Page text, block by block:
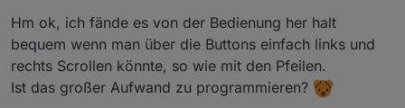
panelRecvTopic
panelRecvTopic:
Versuche mal direkt:
Rule2 on Button1#state do Publish NSPanel/
Die Rule2 ist nicht zum Scrollen der links/rechts Seiten-
Navigation gedacht, sondern zum visualisieren von
Hm ok, ich fände es von der Bedienung her halt
bequem wenn man über die Buttons einfach links und
rechts Scrollen könnte, so wie mit den Pfeilen.
Ist das großer Aufwand zu programmieren?